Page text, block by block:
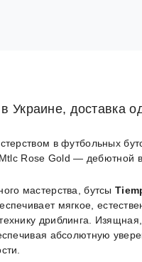
Украине, доставка
в футбольных
Rose Gold — дебютной
мастерства, бутсы
мягкое,
дриблинга.
абсолютную